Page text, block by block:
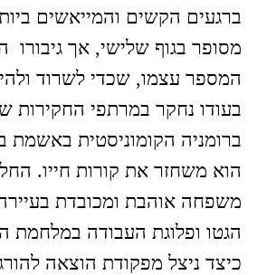
ברגעים הקשים והמייאשים
מסופר בגוף שלישי, אך
המספר עצמו, שכדי לשרוד
בעודו נחקר במרתפי החקירות
ברומניה הקומוניסטית באשמת
הוא משחזר את קורות חייו.
משפחה אוהבת ומכובדת
הגטו ופלוגת העבודה במלחמת
כיצד ניצל מפקודת הוצאה